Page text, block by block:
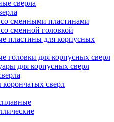
сверла
сменными пластинами
сменной головкой
пластины для корпусных
головки для корпусных сверл
для корпусных сверл
сверл